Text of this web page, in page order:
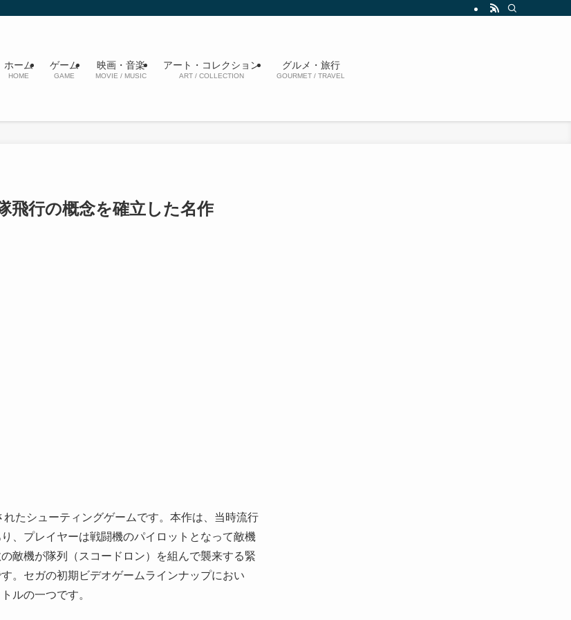
ホーム
HOME
ゲーム
GAME
映画・音楽
MOVIE / MUSIC
アート・コレクション
ART / COLLECTION
グルメ・旅行
GOURMET / TRAVEL
飛行の概念を確立した名作
たシューティングゲームです。本作は、当時流行
、プレイヤーは戦闘機のパイロットとなって敵機
敵機が隊列（スコードロン）を組んで襲来する緊
。セガの初期ビデオゲームラインナップにおい
ルの一つです。